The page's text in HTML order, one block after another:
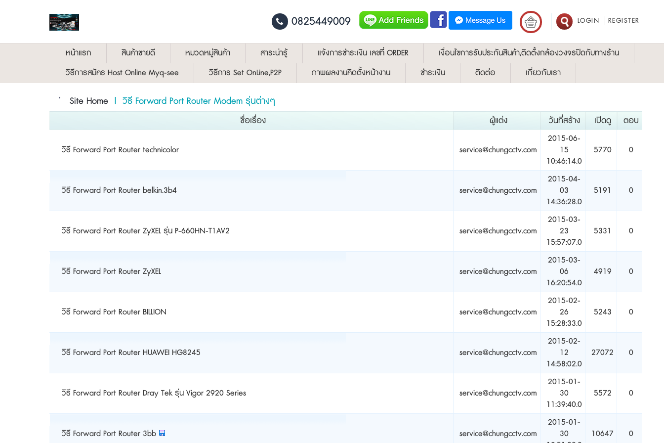
LOGIN REGISTER
0825449009
หน้าแรก สินค้าขายดี หมวดหมู่สินค้า สาระน่ารู้ แจ้งการชำระเงิน เลขที่ ORDER
เงื่อนไขการรับประกันสินค้า,ติดตั้งกล้องวงจรปิดกับทางร้าน
วิธีการสมัคร Host Online Myq-see
วิธีการ Set OnLine,P2P ภาพผลงานคิดตั้งหน้างาน ชำระเงิน ติดต่อ เกี่ยวกับเรา
Site Home | วิธี Forward Port Router Modem รุ่นต่างๆ
ชื่อเรื่อง ผู้แต่ง วันที่สร้าง เปิดดู ตอบ
วิธี Forward Port Router technicolor service@chungcctv.com
2015-06-
15
10:46:14.0
5770 0
วิธี Forward Port Router belkin.3b4 service@chungcctv.com
2015-04-
03
14:36:28.0
5191 0
วิธี Forward Port Router ZyXEL รุ่น P-660HN-T1AV2 service@chungcctv.com
2015-03-
23
15:57:07.0
5331 0
วิธี Forward Port Router ZyXEL service@chungcctv.com
2015-03-
06
16:20:54.0
4919 0
วิธี Forward Port Router BILLION service@chungcctv.com
2015-02-
26
15:28:33.0
5243 0
วิธี Forward Port Router HUAWEI HG8245 service@chungcctv.com
2015-02-
12
14:58:02.0
27072 0
วิธี Forward Port Router Dray Tek รุ่น Vigor 2920 Series service@chungcctv.com
2015-01-
30
11:39:40.0
5572 0
วิธี Forward Port Router 3bb service@chungcctv.com
2015-01-
30
10647 0